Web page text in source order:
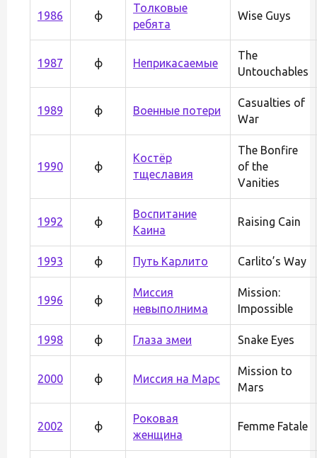
1986 ф
Толковые
ребята
Wise Guys
1987 ф Неприкасаемые
The
Untouchables
1989 ф Военные потери
Casualties of
War
1990 ф
Костёр
тщеславия
The Bonfire
of the
Vanities
1992 ф
Воспитание
Каина
Raising Cain
1993 ф Путь Карлито Carlito’s Way
1996 ф
Миссия
невыполнима
Mission:
Impossible
1998 ф Глаза змеи Snake Eyes
2000 ф Миссия на Марс
Mission to
Mars
2002 ф
Роковая
женщина
Femme Fatale